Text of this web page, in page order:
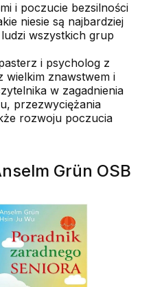
i poczucie bezsilności
niesie są najbardziej
wszystkich grup
i psycholog z
wielkim znawstwem i
w zagadnienia
przezwyciężania
rozwoju poczucia
Grün OSB